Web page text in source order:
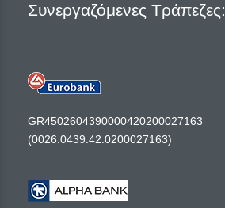
Συνεργαζόμενες Τράπεζες:
GR4502604390000420200027163
(0026.0439.42.0200027163)